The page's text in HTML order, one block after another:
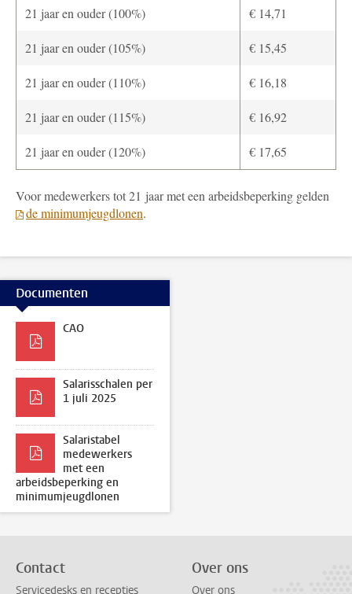
21 jaar en ouder (100%) € 14,71
21 jaar en ouder (105%) € 15,45
21 jaar en ouder (110%) € 16,18
21 jaar en ouder (115%) € 16,92
21 jaar en ouder (120%) € 17,65
Voor medewerkers tot 21 jaar met een arbeidsbeperking gelden
de minimumjeugdlonen.
Documenten
CAO
Salarisschalen per
1 juli 2025
Salaristabel
medewerkers
met een
arbeidsbeperking en
minimumjeugdlonen
Contact
Servicedesks en recepties
Over ons
Over ons